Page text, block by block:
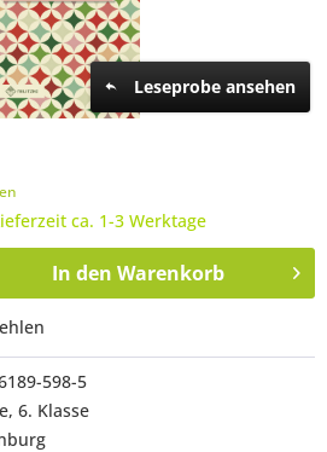
Leseprobe ansehen
ca. 1-3 Werktage
In den Warenkorb
598-5
6. Klasse